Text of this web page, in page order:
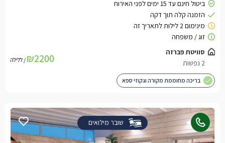
₪2200 / ללילה
בריכה מחוממת מקורה וגקוזי ספא
שובר מילואים